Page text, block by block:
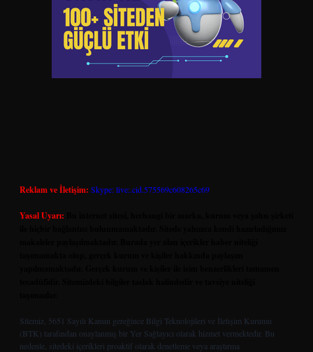
Reklam ve İletişim: Skype: live:.cid.575569c608265c69
Yasal Uyarı:
Sitemiz, 5651 Sayılı Kanun gereğince Bilgi Teknolojileri ve İletişim Kurumu
(BTK) tarafından onaylanmış bir Yer Sağlayıcı olarak hizmet vermektedir. Bu
nedenle, sitedeki içerikleri proaktif olarak denetleme veya araştırma